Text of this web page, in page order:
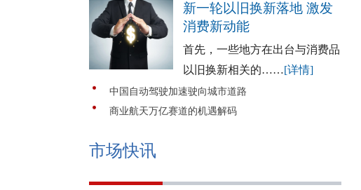
新一轮以旧换新落地 激发
消费新动能
首先，一些地方在出台与消费品
以旧换新相关的……[详情]
中国自动驾驶加速驶向城市道路
商业航天万亿赛道的机遇解码
市场快讯